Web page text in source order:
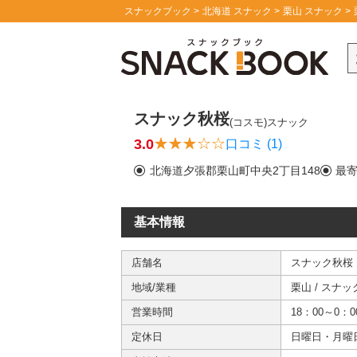
スナックブック 北海道 スナック 栗山 スナック
スナック秋桜(コスモ)スナック
3.0 口コミ (1)
北海道夕張郡栗山町中央2丁目148 最
基本情報
店舗名 スナック秋桜
地域/業種 栗山 / スナッ
営業時間 18：00～0：
定休日 日曜日・月曜